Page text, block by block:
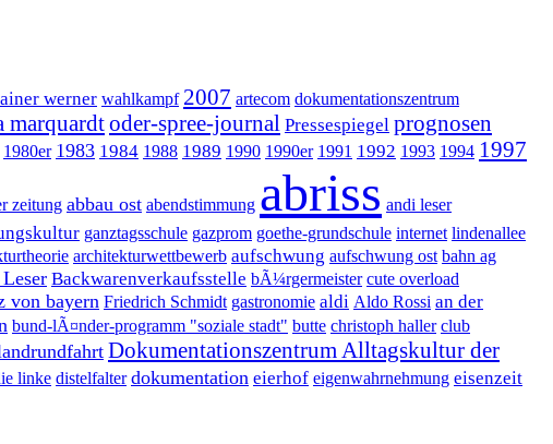
werner wahlkampf 2007 artecom dokumentationszentrum
marquardtoder-spree-journal Pressespiegel prognosen
1980er 1983 1984 1988 1989 1990 1990er 1991 1992 1993 1994 1997
zeitung abbau ost abendstimmung abriss andi leser
ganztagsschule gazprom goethe-grundschule internet lindenallee
architekturwettbewerb aufschwung aufschwung ost bahn ag
Backwarenverkaufsstelle bÃ¼rgermeister cute overload
von bayern Friedrich Schmidt gastronomie aldi Aldo Rossi an der
bund-lÃ¤nder-programm "soziale stadt" butte christoph haller club
Dokumentationszentrum Alltagskultur der
linke distelfalter dokumentation eierhof eigenwahrnehmung eisenzeit